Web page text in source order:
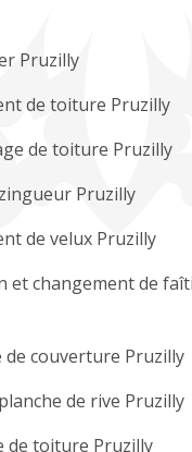
Pruzilly
de toiture Pruzilly
de toiture Pruzilly
Pruzilly
de velux Pruzilly
et changement de
de couverture Pruzilly
de rive Pruzilly
de toiture Pruzilly